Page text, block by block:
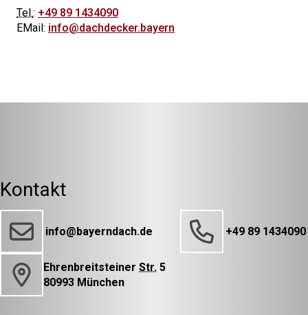
Tel.: +49 89 1434090
EMail: info@dachdecker.bayern
Kontakt
info@bayerndach.de +49 89 1434090
Ehrenbreitsteiner Str. 5
80993 München